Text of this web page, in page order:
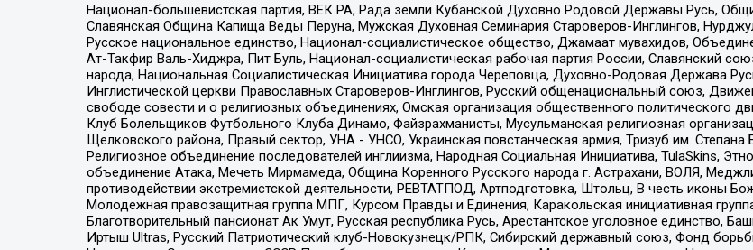
Национал-большевистская партия, ВЕК РА, Рада земли Кубанской Духовно Родовой Державы Русь,
Славянская Община Капища Веды Перуна, Мужская Духовная Семинария Староверов-Инглингов,
Русское национальное единство, Национал-социалистическое общество, Джамаат мувахидов,
Ат-Такфир Валь-Хиджра, Пит Буль, Национал-социалистическая рабочая партия России, Славянский
народа, Национальная Социалистическая Инициатива города Череповца, Духовно-Родовая Держава
Инглистической церкви Православных Староверов-Инглингов, Русский общенациональный союз,
свободе совести и о религиозных объединениях, Омская организация общественного политического
Клуб Болельщиков Футбольного Клуба Динамо, Файзрахманисты, Мусульманская религиозная
Щелковского района, Правый сектор, УНА - УНСО, Украинская повстанческая армия, Тризуб им.
Религиозное объединение последователей инглиизма, Народная Социальная Инициатива, TulaSkins,
объединение Атака, Мечеть Мирмамеда, Община Коренного Русского народа г. Астрахани, ВОЛЯ,
противодействии экстремистской деятельности, РЕВТАТПОД, Артподготовка, Штольц, В честь иконы
Молодежная правозащитная группа МПГ, Курсом Правды и Единения, Каракольская инициативная
Благотворительный пансионат Ак Умут, Русская республика Русь, Арестантское уголовное единство,
Иртыш Ultras, Русский Патриотический клуб-Новокузнецк/РПК, Сибирский державный союз, Фонд